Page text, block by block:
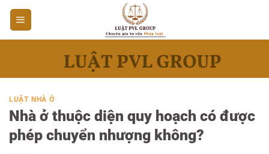
Bỏ
qua
nội
LUẬT NHÀ Ở
Nhà ở thuộc diện quy hoạch có được
phép chuyển nhượng không?